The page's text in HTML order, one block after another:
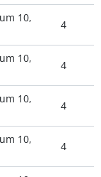
10,
4
10,
4
10,
4
10,
4